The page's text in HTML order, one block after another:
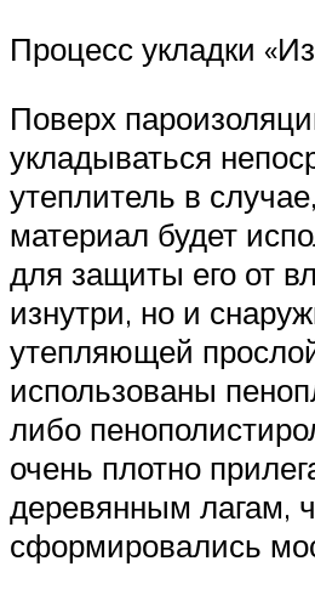
Процесс укладки
Поверх
укладываться
утеплитель в
материал будет
для защиты его от
изнутри, но и
утепляющей
использованы
либо
очень плотно
деревянным лагам,
сформировались